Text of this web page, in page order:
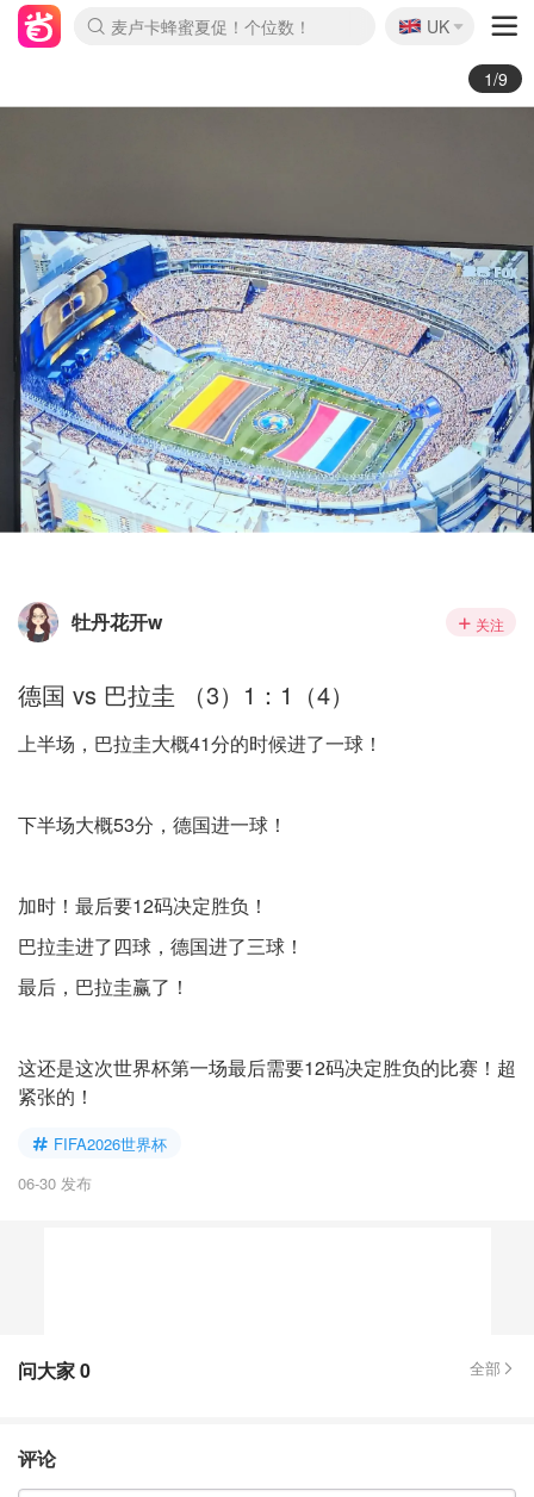
Prada/Miu 4.8折！
🇬🇧
UK
2/9
牡丹花开w 关注
德国 vs 巴拉圭 （3）1：1（4）
上半场，巴拉圭大概41分的时候进了一球！
下半场大概53分，德国进一球！
加时！最后要12码决定胜负！
巴拉圭进了四球，德国进了三球！
最后，巴拉圭赢了！
这还是这次世界杯第一场最后需要12码决定胜负的比赛！超
紧张的！
FIFA2026世界杯
06-30 发布
问大家0 全部
评论